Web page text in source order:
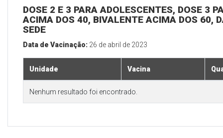
DOSE 2 E 3 PARA ADOLESCENTES, DOSE 3
ACIMA DOS 40, BIVALENTE ACIMA DOS 60,
SEDE
Data de Vacinação: 26 de abril de 2023
Unidade Vacina
Nenhum resultado foi encontrado.